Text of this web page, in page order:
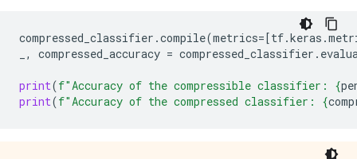
compressed_classifier .compile(metrics=[tf.keras .
, compressed_accuracy = compressed_classifier .
print(f"Accuracy of the compressible classifier: {
print(f"Accuracy of the compressed classifier: {